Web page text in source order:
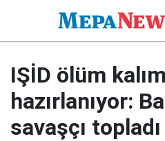
IŞİD ölüm
hazırlanıyor:
savaşçı topladı